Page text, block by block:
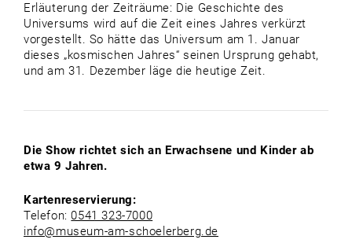
Erläuterung der Zeiträume: Die Geschichte des
Universums wird auf die Zeit eines Jahres verkürzt
vorgestellt. So hätte das Universum am 1. Januar
dieses „kosmischen Jahres“ seinen Ursprung gehabt,
und am 31. Dezember läge die heutige Zeit.
Die Show richtet sich an Erwachsene und Kinder ab
etwa 9 Jahren.
Kartenreservierung:
Telefon:0541 323-7000
info@museum-am-schoelerberg.de